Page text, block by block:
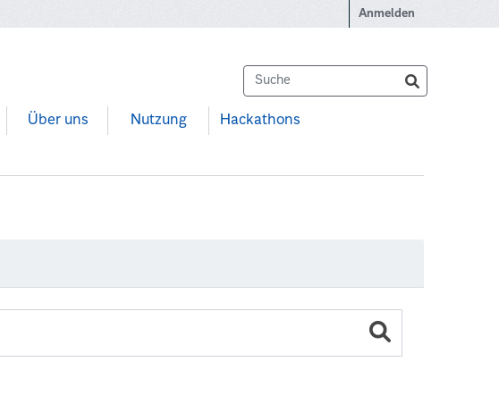
Anmelden
Über uns Nutzung Hackathons